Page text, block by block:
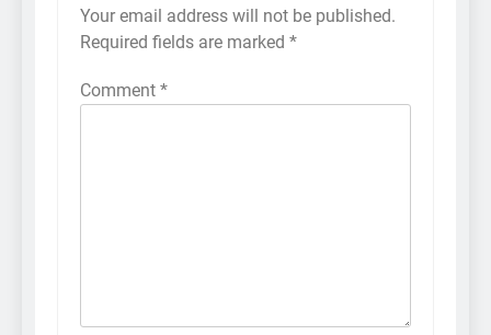
Your email address will not be published.
Required fields are marked *
Comment *